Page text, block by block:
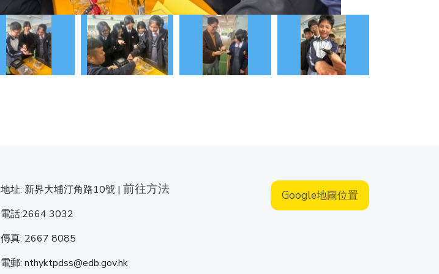
地址: 新界大埔汀角路10號 | 前往方法
電話:2664 3032
傳真: 2667 8085
電郵: nthyktpdss@edb.gov.hk
Google地圖位置